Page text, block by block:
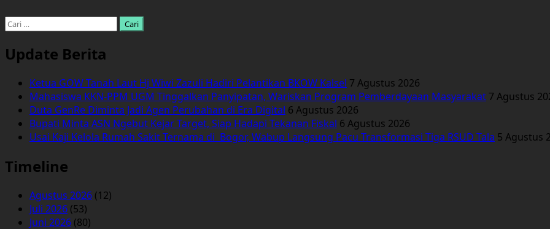
Cari
Update Berita
Ketua GOW Tanah Laut Hj Wiwi Zazuli Hadiri Pelantikan BKOW Kalsel 7 Agustus 2026
Mahasiswa KKN-PPM UGM Tinggalkan Panyipatan, Wariskan Program Pemberdayaan Masyarakat 7 Agustus
Duta GenRe Diminta Jadi Agen Perubahan di Era Digital 6 Agustus 2026
Bupati Minta ASN Ngebut Kejar Target, Siap Hadapi Tekanan Fiskal 6 Agustus 2026
Usai Kaji Kelola Rumah Sakit Ternama di Bogor, Wabup Langsung Pacu Transformasi Tiga RSUD Tala 5 Agustus
Timeline
Agustus 2026 (12)
Juli 2026 (53)
Juni 2026 (80)